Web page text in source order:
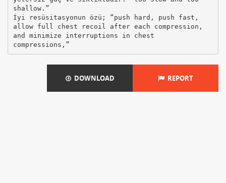
DOWNLOAD REPORT